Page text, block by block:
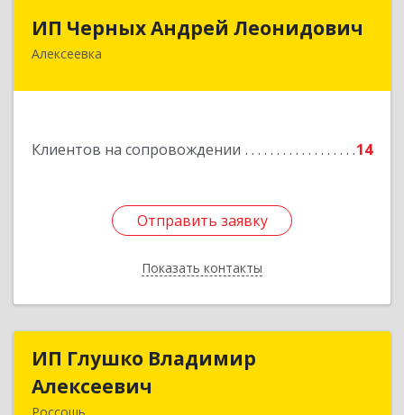
ИП Черных Андрей Леонидович
Алексеевка
Клиентов на сопровождении 14
Отправить заявку
Показать контакты
ИП Черных Андрей Леонидович
309850, Белгородская обл, Алексеевский р-н,
Отправить заявку
Назад
ИП Глушко Владимир
Алексеевич
ИП Глушко Владимир